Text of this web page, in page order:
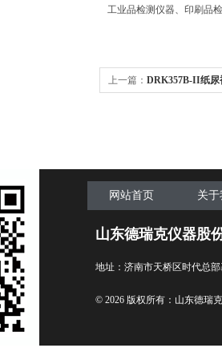
工业品检测仪器、印刷品
上一篇： DRK357B-II纸尿
网站首页 关
山东德瑞克仪器股
地址：济南市天桥区时代总
© 2026 版权所有：山东德瑞